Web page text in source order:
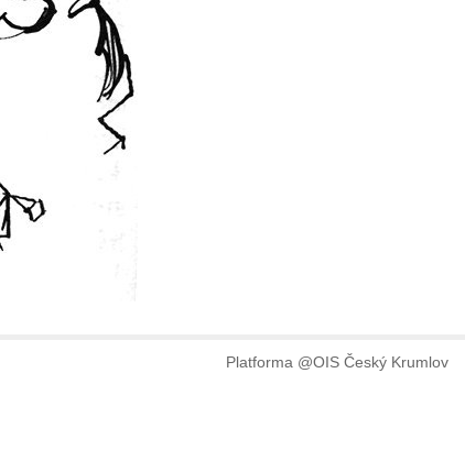
Platforma @OIS Český Krumlov